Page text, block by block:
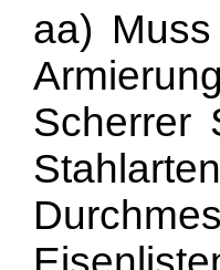
aa)
Scherrer